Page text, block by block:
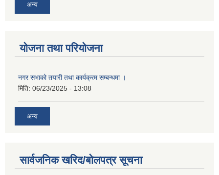
अन्य
योजना तथा परियोजना
नगर सभाको तयारी तथा कार्यक्रम सम्बन्धमा ।
मिति: 06/23/2025 - 13:08
अन्य
सार्वजनिक खरिद/बोलपत्र सूचना